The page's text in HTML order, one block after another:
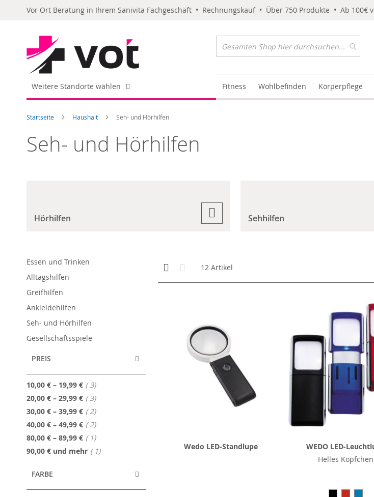
Vor Ort Beratung in Ihrem Sanivita Fachgeschäft • Rechnungskauf • Über 750 Produkte • Ab 100€
Weitere Standorte wählen Fitness Wohlbefinden Körperpflege
Startseite Haushalt Seh- und Hörhilfen
Seh- und Hörhilfen
Hörhilfen Sehhilfen
Anzeigen
als
Kachelansicht
12 Artikel
Wedo LED-Standlupe
WEDO LED-
Helles Köpfchen
Essen und Trinken
Alltagshilfen
Greifhilfen
Ankleidehilfen
Seh- und Hörhilfen
Gesellschaftsspiele
PREIS
10,00 € – 19,99 € 3Artikel
20,00 € – 29,99 € 3Artikel
30,00 € – 39,99 € 2Artikel
40,00 € – 49,99 € 2Artikel
80,00 € – 89,99 € 1Artikel
90,00 € und mehr 1Artikel
FARBE